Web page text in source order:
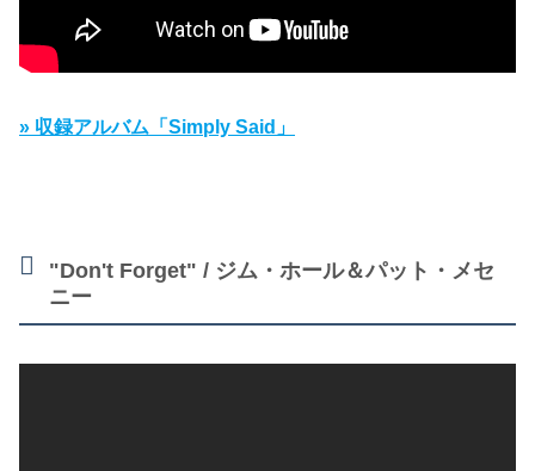
» 収録アルバム「Simply Said」
"Don't Forget" / ジム・ホール＆パット・メセ
ニー